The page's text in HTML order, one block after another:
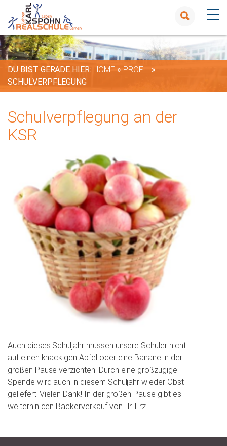
DU BIST GERADE HIER: HOME » PROFIL »
SCHULVERPFLEGUNG
Schulverpflegung an der
KSR
Auch dieses Schuljahr müssen unsere Schüler nicht
auf einen knackigen Apfel oder eine Banane in der
großen Pause verzichten! Durch eine großzügige
Spende wird auch in diesem Schuljahr wieder Obst
geliefert: Vielen Dank! In der großen Pause gibt es
weiterhin den Bäckerverkauf von Hr. Erz.